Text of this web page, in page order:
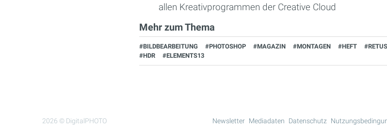
allen Kreativprogrammen der Creative Cloud
Mehr zum Thema
#BILDBEARBEITUNG #PHOTOSHOP #MAGAZIN #MONTAGEN #HEFT
#HDR
#ELEMENTS13
2026 © DigitalPHOTO Newsletter Mediadaten Datenschutz